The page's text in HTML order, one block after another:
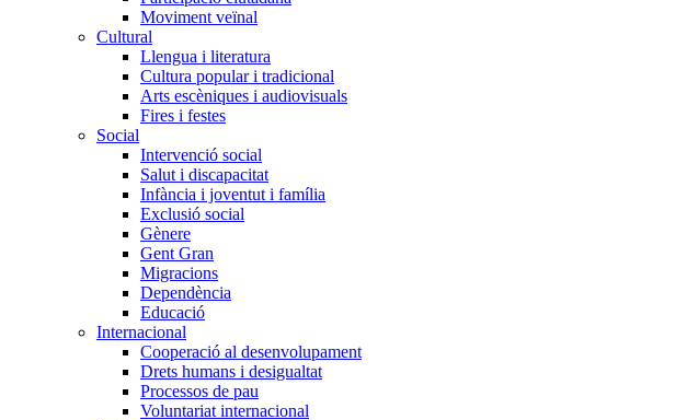
Moviment veïnal
Cultural
Llengua i literatura
Cultura popular i tradicional
Arts escèniques i audiovisuals
Fires i festes
Social
Intervenció social
Salut i discapacitat
Infància i joventut i família
Exclusió social
Gènere
Gent Gran
Migracions
Dependència
Educació
Internacional
Cooperació al desenvolupament
Drets humans i desigualtat
Processos de pau
Voluntariat internacional